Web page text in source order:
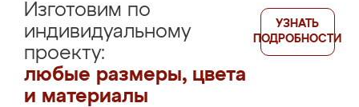
Изготовим по
индивидуальному
проекту:
любые размеры, цвета
и материалы
УЗНАТЬ
ПОДРОБНОСТИ